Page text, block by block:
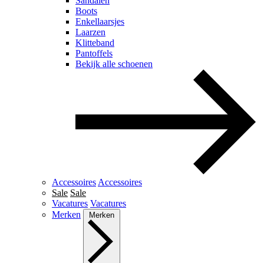
Boots
Enkellaarsjes
Laarzen
Klitteband
Pantoffels
Bekijk alle schoenen
Accessoires Accessoires
Sale Sale
Vacatures Vacatures
Merken
Merken